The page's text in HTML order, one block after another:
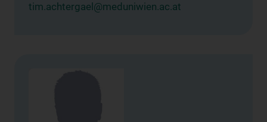
tim.achtergael@meduniwien.ac.at